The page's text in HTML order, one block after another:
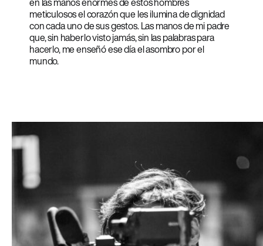
meticulosos el corazón que les ilumina de dignidad
con cada uno de sus gestos. Las manos de mi padre
que, sin haberlo visto jamás, sin las palabras para
hacerlo, me enseñó ese día el asombro por el
mundo.